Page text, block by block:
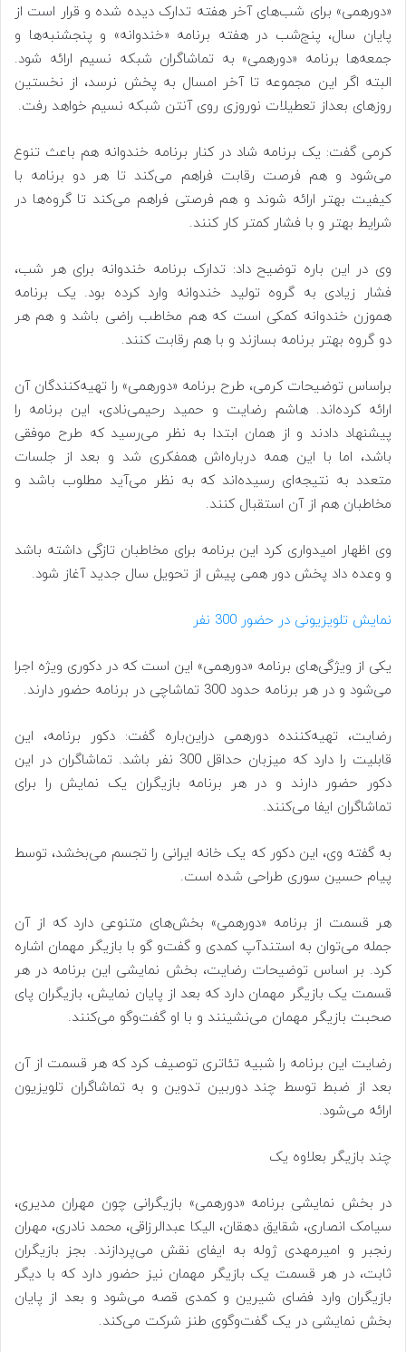
«دورهمی» برای شب‌های آخر هفته تدارک دیده شده و قرار است از
پایان سال، پنج‌شب در هفته برنامه «خندوانه» و پنجشنبه‌ها و
جمعه‌ها برنامه «دورهمی» به تماشاگران شبکه نسیم ارائه شود.
البته اگر این مجموعه تا آخر امسال به پخش نرسد، از نخستین
روزهای بعداز تعطیلات نوروزی روی آنتن شبکه نسیم خواهد رفت.
کرمی گفت: یک برنامه شاد در کنار برنامه خندوانه هم باعث تنوع
می‌شود و هم فرصت رقابت فراهم می‌کند تا هر دو برنامه با
کیفیت بهتر ارائه شوند و هم فرصتی فراهم می‌کند تا گروه‌ها در
شرایط بهتر و با فشار کمتر کار کنند.
وی در این باره توضیح داد: تدارک برنامه خندوانه برای هر شب،
فشار زیادی به گروه تولید خندوانه وارد کرده بود. یک برنامه
هموزن خندوانه کمکی است که هم مخاطب راضی باشد و هم هر
دو گروه بهتر برنامه بسازند و با هم رقابت کنند.
براساس توضیحات کرمی، طرح برنامه «دورهمی» را تهیه‌کنندگان آن
ارائه کرده‌اند. هاشم رضایت و حمید رحیمی‌نادی، این برنامه را
پیشنهاد دادند و از همان ابتدا به نظر می‌رسید که طرح موفقی
باشد، اما با این همه درباره‌اش همفکری شد و بعد از جلسات
متعدد به نتیجه‌ای رسیده‌اند که به نظر می‌آید مطلوب باشد و
مخاطبان هم از آن استقبال کنند.
وی اظهار امیدواری کرد این برنامه برای مخاطبان تازگی داشته باشد
و وعده داد پخش دور همی پیش از تحویل سال جدید آغاز شود.
نمایش تلویزیونی در حضور 300 نفر
یکی از ویژگی‌های برنامه «دورهمی» این است که در دکوری ویژه اجرا
می‌شود و در هر برنامه حدود 300 تماشاچی در برنامه حضور دارند.
رضایت، تهیه‌کننده دورهمی دراین‌باره گفت: دکور برنامه، این
قابلیت را دارد که میزبان حداقل 300 نفر باشد. تماشاگران در این
دکور حضور دارند و در هر برنامه بازیگران یک نمایش را برای
تماشاگران ایفا می‌کنند.
به گفته وی، این دکور که یک خانه ایرانی را تجسم می‌بخشد، توسط
پیام حسین سوری طراحی شده است.
هر قسمت از برنامه «دورهمی» بخش‌های متنوعی دارد که از آن
جمله می‌توان به استندآپ کمدی و گفت‌و گو با بازیگر مهمان اشاره
کرد. بر اساس توضیحات رضایت، بخش نمایشی این برنامه در هر
قسمت یک بازیگر مهمان دارد که بعد از پایان نمایش، بازیگران پای
صحبت بازیگر مهمان می‌نشینند و با او گفت‌وگو می‌کنند.
رضایت این برنامه را شبیه تئاتری توصیف کرد که هر قسمت از آن
بعد از ضبط توسط چند دوربین تدوین و به تماشاگران تلویزیون
ارائه می‌شود.
چند بازیگر بعلاوه یک
در بخش نمایشی برنامه «دورهمی» بازیگرانی چون مهران مدیری،
سیامک انصاری، شقایق دهقان، الیکا عبدالرزاقی، محمد نادری، مهران
رنجبر و امیرمهدی ژوله به ایفای نقش می‌پردازند. بجز بازیگران
ثابت، در هر قسمت یک بازیگر مهمان نیز حضور دارد که با دیگر
بازیگران وارد فضای شیرین و کمدی قصه می‌شود و بعد از پایان
بخش نمایشی در یک گفت‌وگوی طنز شرکت می‌کند.